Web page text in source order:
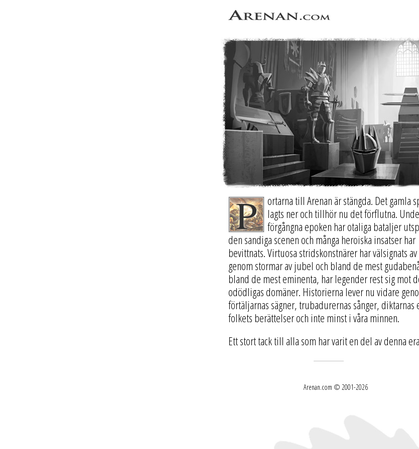
P
ortarna till Arenan är stängda. Det gamla
lagts ner och tillhör nu det förflutna.
förgångna epoken har otaliga bataljer
den sandiga scenen och många heroiska insatser har
bevittnats. Virtuosa stridskonstnärer har välsignats
genom stormar av jubel och bland de mest
bland de mest eminenta, har legender rest sig mot
odödligas domäner. Historierna lever nu vidare
förtäljarnas sägner, trubadurernas sånger, diktarnas
folkets berättelser och inte minst i våra minnen.
Ett stort tack till alla som har varit en del av denna
Arenan.com © 2001-2026